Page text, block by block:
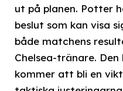
ut på planen. Potter
beslut som kan visa
både matchens
Chelsea-tränare.
kommer att bli en